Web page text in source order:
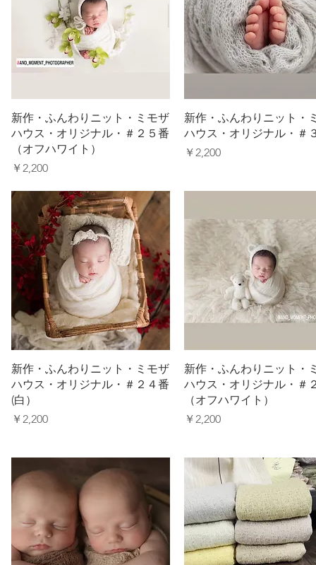
新作・ふんわりニット・ミモザ
ハウス・オリジナル・＃２５番
（オフハワイト）
価格
￥2,200
新作・ふんわりニット・
ハウス・オリジナル・＃
価格
￥2,200
新作・ふんわりニット・ミモザ
ハウス・オリジナル・＃２４番
(白）
価格
￥2,200
新作・ふんわりニット・
ハウス・オリジナル・＃
（オフハワイト）
価格
￥2,200